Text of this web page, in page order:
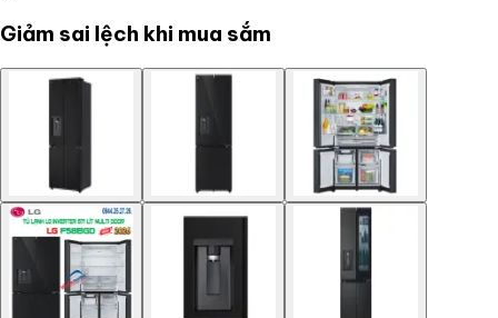
Giảm sai lệch khi mua sắm